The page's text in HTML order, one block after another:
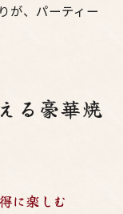
が、パーティー
る豪華焼
に楽しむ